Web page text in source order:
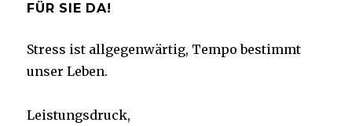
FÜR SIE DA!
Stress ist allgegenwärtig, Tempo bestimmt
unser Leben.
Leistungsdruck,